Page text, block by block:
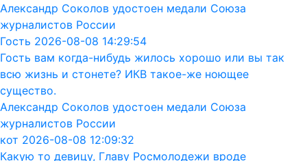
Александр Соколов удостоен медали Союза
журналистов России
Гость 2026-08-08 14:29:54
Гость вам когда-нибудь жилось хорошо или вы так
всю жизнь и стонете? ИКВ такое-же ноющее
существо.
Александр Соколов удостоен медали Союза
журналистов России
кот 2026-08-08 12:09:32
Какую то девицу, Главу Росмолодежи вроде